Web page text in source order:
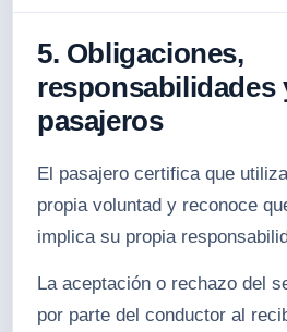
5. Obligaciones,
responsabilidades
pasajeros
El pasajero certifica que
propia voluntad y reconoce
implica su propia
La aceptación o rechazo del
por parte del conductor al